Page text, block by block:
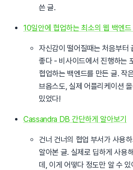
쓴 글.
10일안에 협업하는 최소의 웹 백엔드
자신감이 떨어질때는 처음부터
좋다 - 비사이드에서 진행하는
협업하는 백엔드를 만든 글. 작
브옵스도, 실제 어플리케이션
밌었다!
Cassandra DB 간단하게 알아보기
건너 건너의 협업 부서가 사용
알아본 글. 실제로 딥하게 사용
데, 이게 어떻다 정도만 알 수